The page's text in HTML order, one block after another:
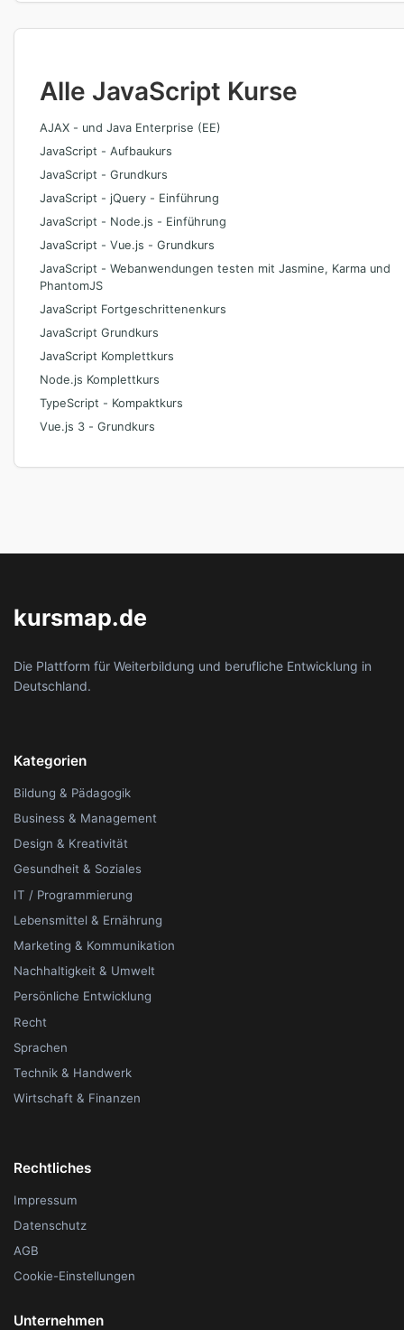
Alle JavaScript Kurse
AJAX - und Java Enterprise (EE)
JavaScript - Aufbaukurs
JavaScript - Grundkurs
JavaScript - jQuery - Einführung
JavaScript - Node.js - Einführung
JavaScript - Vue.js - Grundkurs
JavaScript - Webanwendungen testen mit Jasmine, Karma und
PhantomJS
JavaScript Fortgeschrittenenkurs
JavaScript Grundkurs
JavaScript Komplettkurs
Node.js Komplettkurs
TypeScript - Kompaktkurs
Vue.js 3 - Grundkurs
kursmap.de
Die Plattform für Weiterbildung und berufliche Entwicklung in
Deutschland.
Kategorien
Bildung & Pädagogik
Business & Management
Design & Kreativität
Gesundheit & Soziales
IT / Programmierung
Lebensmittel & Ernährung
Marketing & Kommunikation
Nachhaltigkeit & Umwelt
Persönliche Entwicklung
Recht
Sprachen
Technik & Handwerk
Wirtschaft & Finanzen
Rechtliches
Impressum
Datenschutz
AGB
Cookie-Einstellungen
Unternehmen